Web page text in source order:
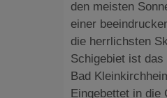
den meisten
einer
die herrlichsten
Schigebiet ist
Bad
Eingebettet in die